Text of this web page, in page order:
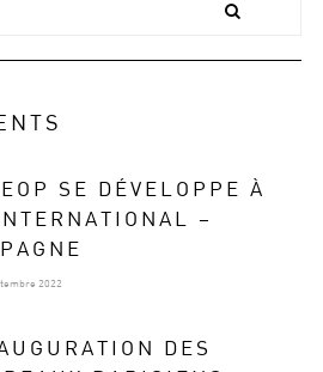
SE DÉVELOPPE À
–
2022
DES